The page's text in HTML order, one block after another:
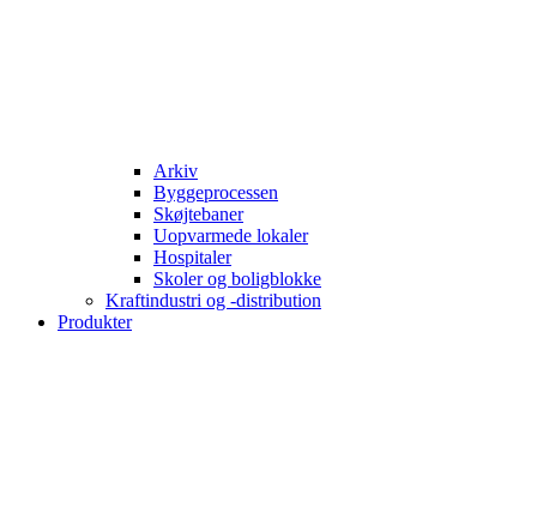
Arkiv
Byggeprocessen
Skøjtebaner
Uopvarmede lokaler
Hospitaler
Skoler og boligblokke
Kraftindustri og -distribution
Produkter